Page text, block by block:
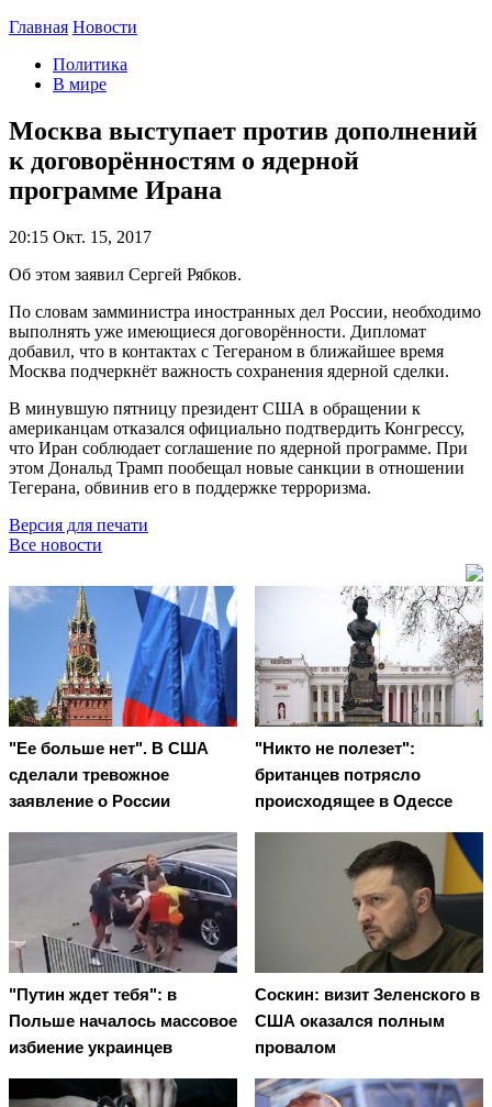
Главная Новости
Политика
В мире
Москва выступает против дополнений
к договорённостям о ядерной
программе Ирана
20:15 Окт. 15, 2017
Об этом заявил Сергей Рябков.
По словам замминистра иностранных дел России, необходимо
выполнять уже имеющиеся договорённости. Дипломат
добавил, что в контактах с Тегераном в ближайшее время
Москва подчеркнёт важность сохранения ядерной сделки.
В минувшую пятницу президент США в обращении к
американцам отказался официально подтвердить Конгрессу,
что Иран соблюдает соглашение по ядерной программе. При
этом Дональд Трамп пообещал новые санкции в отношении
Тегерана, обвинив его в поддержке терроризма.
Версия для печати
Все новости
"Ее больше нет". В США
сделали тревожное
заявление о России
"Никто не полезет":
британцев потрясло
происходящее в Одессе
"Путин ждет тебя": в
Польше началось массовое
избиение украинцев
Соскин: визит Зеленского в
США оказался полным
провалом